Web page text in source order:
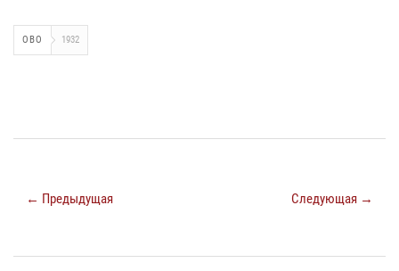
ОВО 1932
← Предыдущая Следующая →